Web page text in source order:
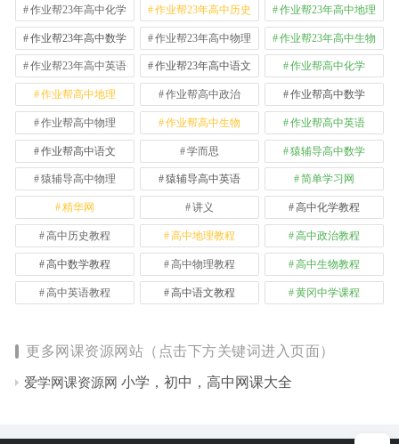
作业帮23年高中化学 作业帮23年高中历史 作业帮23年高中地理
作业帮23年高中数学 作业帮23年高中物理 作业帮23年高中生物
作业帮23年高中英语 作业帮23年高中语文 作业帮高中化学
作业帮高中地理 作业帮高中政治 作业帮高中数学
作业帮高中物理 作业帮高中生物 作业帮高中英语
作业帮高中语文 学而思 猿辅导高中数学
猿辅导高中物理 猿辅导高中英语 简单学习网
精华网 讲义 高中化学教程
高中历史教程 高中地理教程 高中政治教程
高中数学教程 高中物理教程 高中生物教程
高中英语教程 高中语文教程 黄冈中学课程
更多网课资源网站（点击下方关键词进入页面）
爱学网课资源网 小学，初中，高中网课大全